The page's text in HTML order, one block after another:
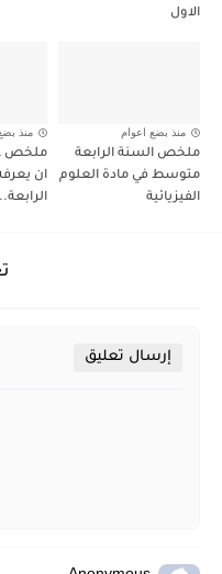
الاول
منذ بضع اعوام
ملخص السنة الرابعة
متوسط في مادة العلوم
الفيزيائية
منذ
ملخص
ان
إرسال تعليق